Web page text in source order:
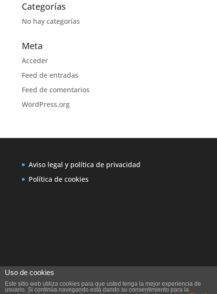
Categorías
No hay categorías
Meta
Acceder
Feed de entradas
Feed de comentarios
WordPress.org
Aviso legal y política de privacidad
Política de cookies
Uso de cookies
Este sitio web utiliza cookies para que usted tenga la mejor experiencia de
usuario. Si continúa navegando está dando su consentimiento para la